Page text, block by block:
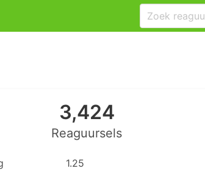
3,424
Reaguursels
1.25